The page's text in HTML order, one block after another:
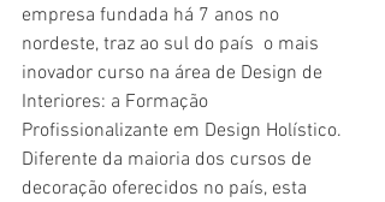
empresa fundada há 7 anos no
nordeste, traz ao sul do país  o mais
inovador curso na área de Design de
Interiores: a Formação
Profissionalizante em Design Holístico.
Diferente da maioria dos cursos de
decoração oferecidos no país, esta